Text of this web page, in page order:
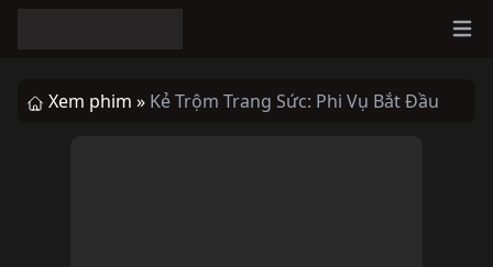
Xem phim » Kẻ Trộm Trang Sức: Phi Vụ Bắt Đầu